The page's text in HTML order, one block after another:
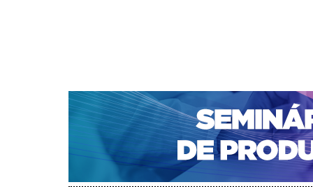
CAPA SOBRE ACESSO
NOTÍCIAS
PORTAL DE REVISTAS DA UNIFACS
Pesquisa > Perfil do autor
Perfil do autor